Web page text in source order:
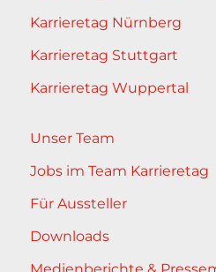
Karrieretag Nürnberg
Karrieretag Stuttgart
Karrieretag Wuppertal
Unser Team
Jobs im Team Karrieretag
Für Aussteller
Downloads